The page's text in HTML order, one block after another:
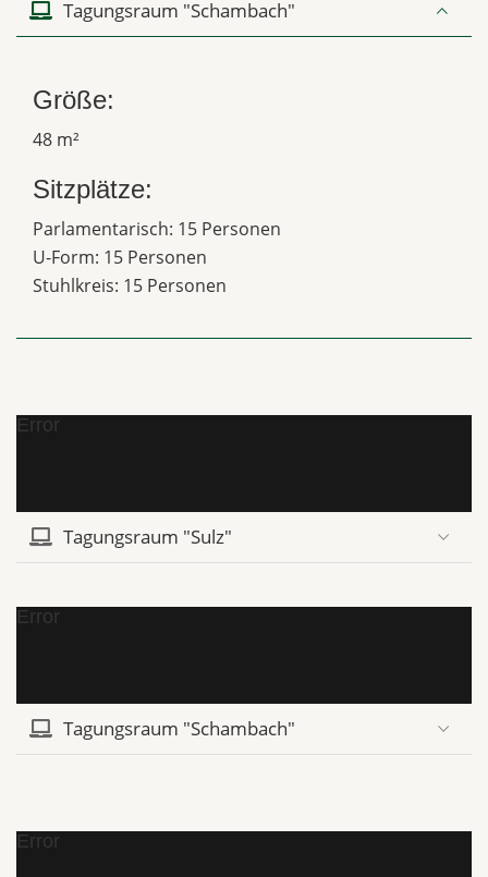
Tagungsraum "Schambach"
Größe:
48 m²
Sitzplätze:
Parlamentarisch: 15 Personen
U-Form: 15 Personen
Stuhlkreis: 15 Personen
Error
Tagungsraum "Sulz"
Error
Tagungsraum "Schambach"
Error